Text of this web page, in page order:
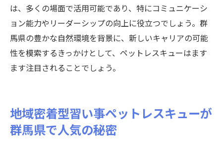
は、多くの場面で活用可能であり、特にコミュニケーシ
ョン能力やリーダーシップの向上に役立つでしょう。群
馬県の豊かな自然環境を背景に、新しいキャリアの可能
性を模索するきっかけとして、ペットレスキューはます
ます注目されることでしょう。
地域密着型習い事ペットレスキューが
群馬県で人気の秘密